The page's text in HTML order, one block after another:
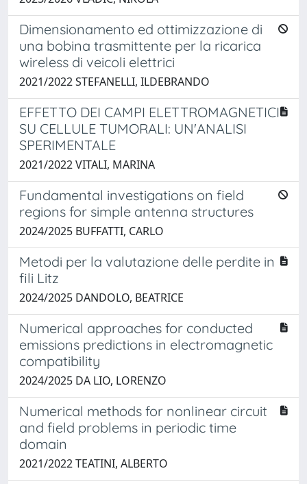
Dimensionamento ed ottimizzazione di
una bobina trasmittente per la ricarica
wireless di veicoli elettrici
2021/2022 STEFANELLI, ILDEBRANDO
EFFETTO DEI CAMPI ELETTROMAGNETICI
SU CELLULE TUMORALI: UN'ANALISI
SPERIMENTALE
2021/2022 VITALI, MARINA
Fundamental investigations on field
regions for simple antenna structures
2024/2025 BUFFATTI, CARLO
Metodi per la valutazione delle perdite in
fili Litz
2024/2025 DANDOLO, BEATRICE
Numerical approaches for conducted
emissions predictions in electromagnetic
compatibility
2024/2025 DA LIO, LORENZO
Numerical methods for nonlinear circuit
and field problems in periodic time
domain
2021/2022 TEATINI, ALBERTO